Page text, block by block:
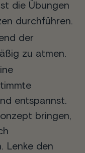
die Übungen
durchführen.
der
zu atmen.
entspannst.
bringen,
Lenke den